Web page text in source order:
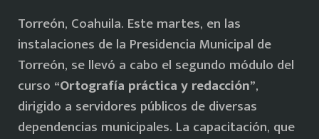
Torreón, Coahuila. Este martes, en las
instalaciones de la Presidencia Municipal de
Torreón, se llevó a cabo el segundo módulo del
curso “Ortografía práctica y redacción”,
dirigido a servidores públicos de diversas
dependencias municipales. La capacitación, que